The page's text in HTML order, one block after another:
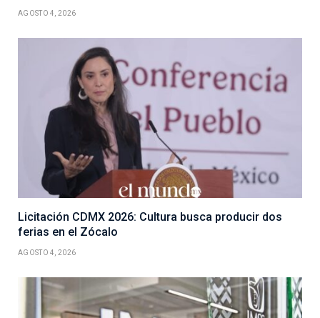
AGOSTO 4, 2026
Licitación CDMX 2026: Cultura busca producir dos
ferias en el Zócalo
AGOSTO 4, 2026